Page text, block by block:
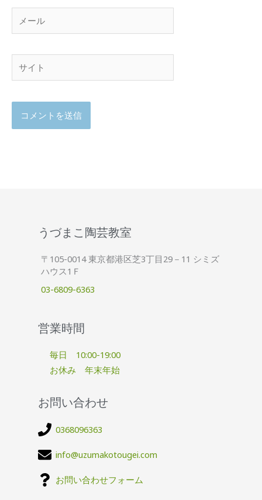
ー
ル
ト
うづまこ陶芸教室
〒105-0014 東京都港区芝3丁目29－11 シミズ
ハウス1Ｆ
03-6809-6363
営業時間
毎日 10:00-19:00
お休み 年末年始
お問い合わせ
0368096363
info@uzumakotougei.com
お問い合わせフォーム